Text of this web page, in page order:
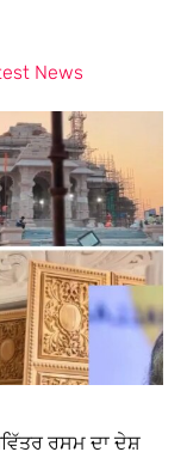
News
ਰਸਮ ਦਾ ਦੇਸ਼